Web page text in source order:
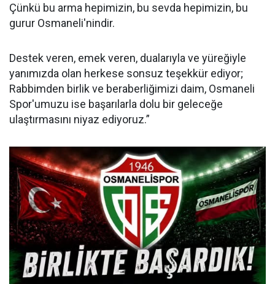
Çünkü bu arma hepimizin, bu sevda hepimizin, bu
gurur Osmaneli'nindir.
Destek veren, emek veren, dualarıyla ve yüreğiyle
yanımızda olan herkese sonsuz teşekkür ediyor;
Rabbimden birlik ve beraberliğimizi daim, Osmaneli
Spor'umuzu ise başarılarla dolu bir geleceğe
ulaştırmasını niyaz ediyoruz.”